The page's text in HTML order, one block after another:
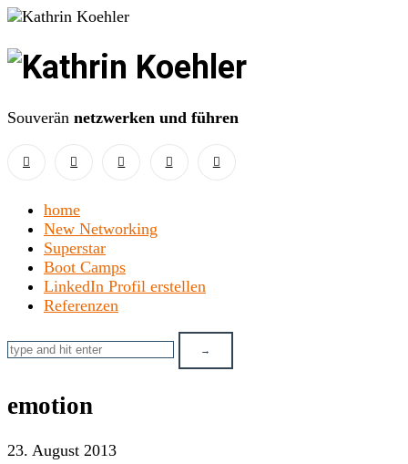
Kathrin
Koehler
Souverän netzwerken und führen
home
New Networking
Superstar
Boot Camps
LinkedIn Profil erstellen
Referenzen
emotion
23. August 2013